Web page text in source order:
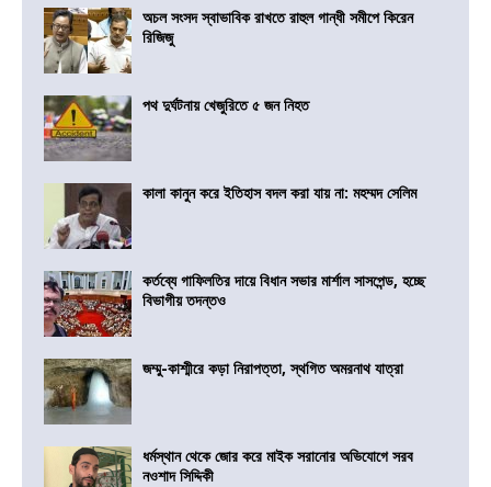
অচল সংসদ স্বাভাবিক রাখতে রাহুল গান্ধী সমীপে কিরেন
রিজিজু
পথ দুর্ঘটনায় খেজুরিতে ৫ জন নিহত
কালা কানুন করে ইতিহাস বদল করা যায় না: মহম্মদ সেলিম
কর্তব্যে গাফিলতির দায়ে বিধান সভার মার্শাল সাসপেন্ড, হচ্ছে
বিভাগীয় তদন্তও
জম্মু-কাশ্মীরে কড়া নিরাপত্তা, স্থগিত অমরনাথ যাত্রা
ধর্মস্থান থেকে জোর করে মাইক সরানোর অভিযোগে সরব
নওশাদ সিদ্দিকী